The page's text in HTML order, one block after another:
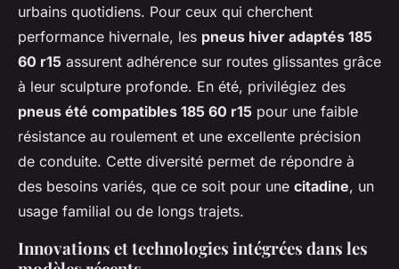
urbains quotidiens. Pour ceux qui cherchent
performance hivernale, les pneus hiver adaptés 185
60 r15 assurent adhérence sur routes glissantes grâce
à leur sculpture profonde. En été, privilégiez des
pneus été compatibles 185 60 r15 pour une faible
résistance au roulement et une excellente précision
de conduite. Cette diversité permet de répondre à
des besoins variés, que ce soit pour une citadine, un
usage familial ou de longs trajets.
Innovations et technologies intégrées dans les